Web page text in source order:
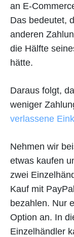
an E-
Das bedeutet,
anderen
die Hälfte
hätte.
Daraus folgt,
weniger
verlassene
Nehmen wir
etwas kaufen
zwei
Kauf mit
bezahlen. Nur
Option an. In
Einzelhändler